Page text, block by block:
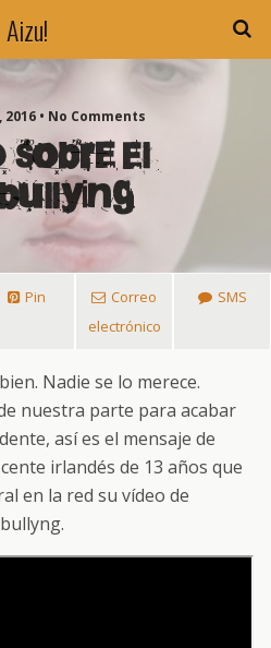
Aizu!
• No Comments
El
Pin
Correo
electrónico
SMS
Nadie se lo merece.
nuestra parte para acabar
así es el mensaje de
irlandés de 13 años que
en la red su vídeo de